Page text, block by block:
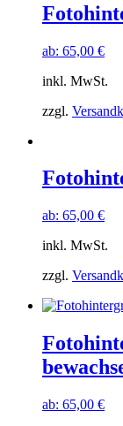
ab: 65,00 €
inkl. MwSt.
zzgl.
ab: 65,00 €
inkl. MwSt.
zzgl.
ab: 65,00 €